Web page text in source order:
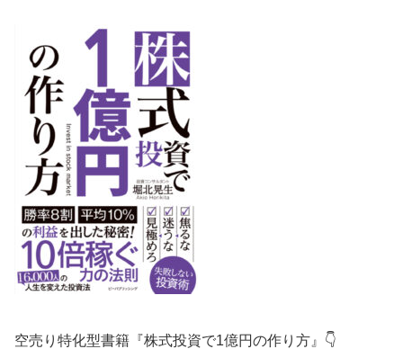
空売り特化型書籍『株式投資で1億円の作り方』👇